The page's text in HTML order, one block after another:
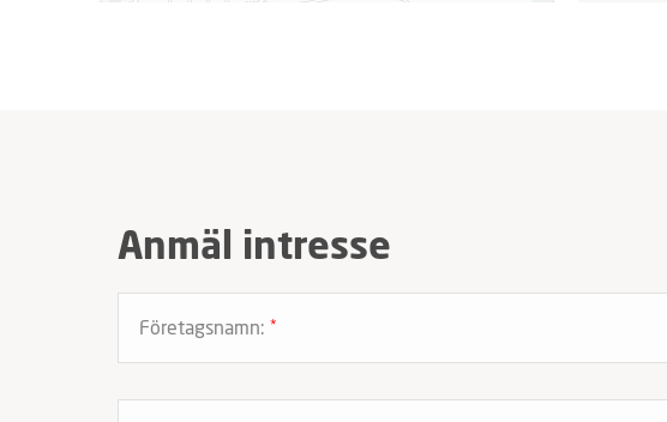
Anmäl intresse
Företagsnamn: *